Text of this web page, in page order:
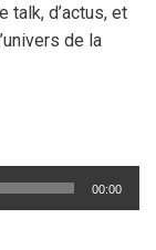
talk, d’actus, et
de la
00:00